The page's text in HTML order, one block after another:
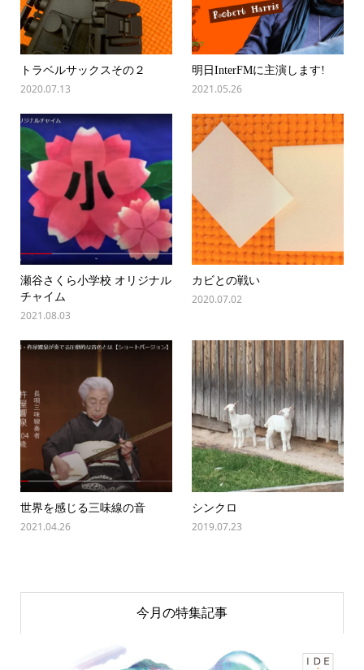
トラベルサックスその２
2020.07.13
明日InterFMに主演します!
2021.05.26
瀬谷さくら小学校 オリジナル
チャイム
2021.08.03
カビとの戦い
2020.07.02
世界を感じる三味線の音
2021.04.26
シンクロ
2019.07.23
今月の特集記事